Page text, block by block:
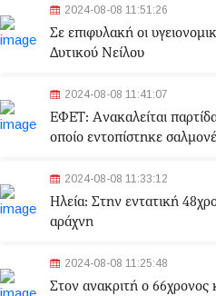
2024-08-08 11:51:26
Σε επιφυλακή οι
Δυτικού Νείλου
2024-08-08 11:41:07
ΕΦΕΤ: Aνακαλείται
οποίο εντοπίστηκε
2024-08-08 11:33:12
Ηλεία: Στην εντατική
αράχνη
2024-08-08 11:25:48
Στον ανακριτή ο 66χρονος